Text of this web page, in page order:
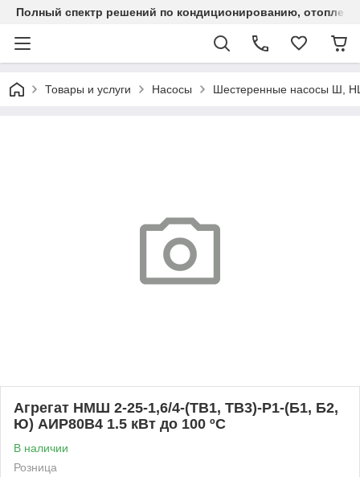
Полный спектр решений по кондиционированию,
Товары и услуги Насосы Шестеренные насосы
Агрегат НMШ 2-25-1,6/4-(ТВ1, ТВ3)-Р1-(Б1, Б2,
Ю) АИР80В4 1.5 кВт до 100 ºС
В наличии
Розница